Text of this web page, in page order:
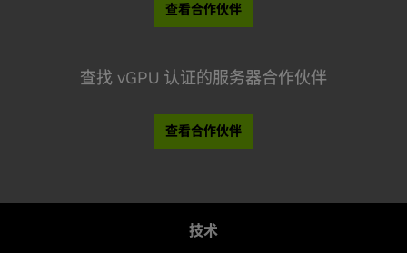
查看合作伙伴
查找 vGPU 认证的服务器合作伙伴
查看合作伙伴
技术